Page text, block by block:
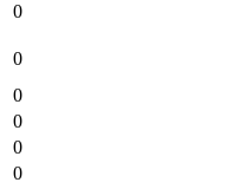
0
0
0
0
0
0